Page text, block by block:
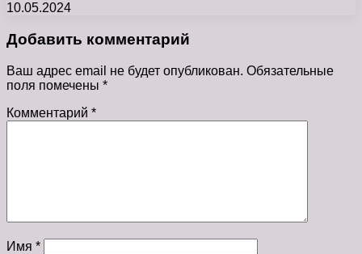
10.05.2024
Добавить комментарий
Ваш адрес email не будет опубликован. Обязательные
поля помечены *
Комментарий *
Имя *